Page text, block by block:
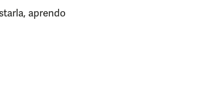
aprendo